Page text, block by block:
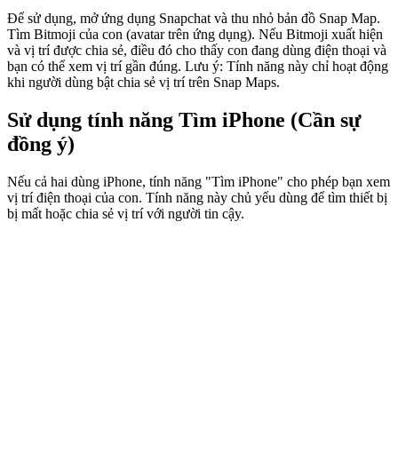
Để sử dụng, mở ứng dụng Snapchat và thu nhỏ bản đồ Snap Map.
Tìm Bitmoji của con (avatar trên ứng dụng). Nếu Bitmoji xuất hiện
và vị trí được chia sẻ, điều đó cho thấy con đang dùng điện thoại và
bạn có thể xem vị trí gần đúng. Lưu ý: Tính năng này chỉ hoạt động
khi người dùng bật chia sẻ vị trí trên Snap Maps.
Sử dụng tính năng Tìm iPhone (Cần sự
đồng ý)
Nếu cả hai dùng iPhone, tính năng "Tìm iPhone" cho phép bạn xem
vị trí điện thoại của con. Tính năng này chủ yếu dùng để tìm thiết bị
bị mất hoặc chia sẻ vị trí với người tin cậy.